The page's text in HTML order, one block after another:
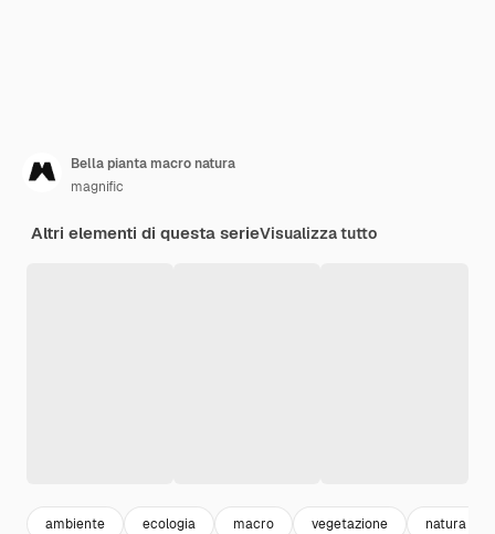
Bella pianta macro natura
magnific
Altri elementi di questa serieVisualizza tutto
ambiente ecologia macro vegetazione natura